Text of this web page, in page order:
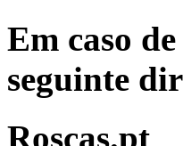
Em caso
seguinte
Roscas.pt